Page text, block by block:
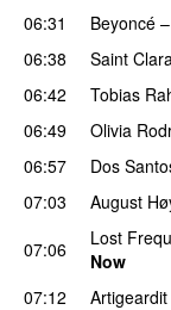
06:31
Beyoncé –
06:38
Saint Clara
06:42
Tobias
06:49
Olivia
06:57 Dos
07:03 August
07:06
Lost
Now
07:12
Artigeardit